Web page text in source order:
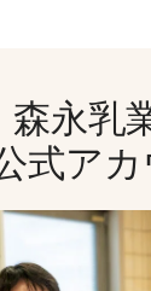
森永乳
式アカ